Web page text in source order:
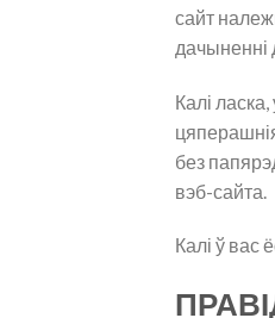
сайт
дачыненні
Калі
без
вэб-сайта.
Калі ў вас